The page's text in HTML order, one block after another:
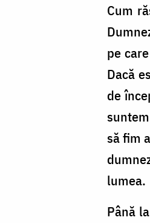
Cum
pe
Dacă
de
să fim
lumea.
Până